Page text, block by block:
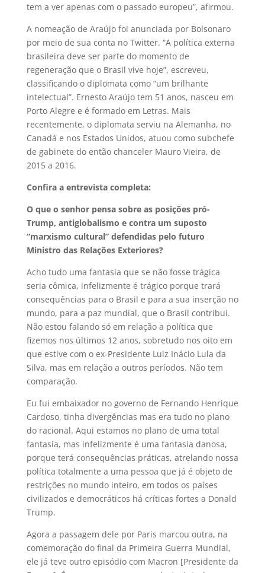
tem a ver apenas com o passado europeu”, afirmou.
A nomeação de Araújo foi anunciada por Bolsonaro
por meio de sua conta no Twitter. “A política externa
brasileira deve ser parte do momento de
regeneração que o Brasil vive hoje”, escreveu,
classificando o diplomata como “um brilhante
intelectual”. Ernesto Araújo tem 51 anos, nasceu em
Porto Alegre e é formado em Letras. Mais
recentemente, o diplomata serviu na Alemanha, no
Canadá e nos Estados Unidos, atuou como subchefe
de gabinete do então chanceler Mauro Vieira, de
2015 a 2016.
Confira a entrevista completa:
O que o senhor pensa sobre as posições pró-
Trump, antiglobalismo e contra um suposto
“marxismo cultural” defendidas pelo futuro
Ministro das Relações Exteriores?
Acho tudo uma fantasia que se não fosse trágica
seria cômica, infelizmente é trágico porque trará
consequências para o Brasil e para a sua inserção no
mundo, para a paz mundial, que o Brasil contribui.
Não estou falando só em relação a política que
fizemos nos últimos 12 anos, sobretudo nos oito em
que estive com o ex-Presidente Luiz Inácio Lula da
Silva, mas em relação a outros períodos. Não tem
comparação.
Eu fui embaixador no governo de Fernando Henrique
Cardoso, tinha divergências mas era tudo no plano
do racional. Aqui estamos no plano de uma total
fantasia, mas infelizmente é uma fantasia danosa,
porque terá consequências práticas, atrelando nossa
política totalmente a uma pessoa que já é objeto de
restrições no mundo inteiro, em todos os países
civilizados e democráticos há críticas fortes a Donald
Trump.
Agora a passagem dele por Paris marcou outra, na
comemoração do final da Primeira Guerra Mundial,
ele já teve outro episódio com Macron [Presidente da